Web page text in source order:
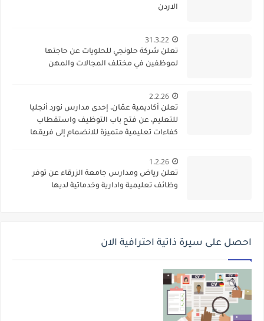
الاردن
31.3.22
تعلن شركة حلونجي للحلويات عن حاجتها
لموظفين في مختلف المجالات والمهن
2.2.26
تعلن أكاديمية عمّان، إحدى مدارس نورد أنجليا
للتعليم، عن فتح باب التوظيف واستقطاب
كفاءات تعليمية متميزة للانضمام إلى فريقها
1.2.26
تعلن رياض ومدارس جامعة الزرقاء عن توفر
وظائف تعليمية وادارية وخدماتية لديها
احصل على سيرة ذاتية احترافية الان